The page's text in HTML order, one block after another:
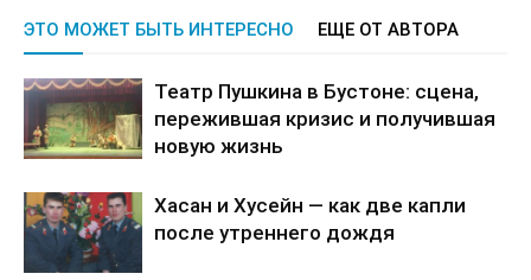
ЭТО МОЖЕТ БЫТЬ ИНТЕРЕСНО ЕЩЕ ОТ АВТОРА
Театр Пушкина в Бустоне: сцена,
пережившая кризис и получившая
новую жизнь
Хасан и Хусейн — как две капли
после утреннего дождя